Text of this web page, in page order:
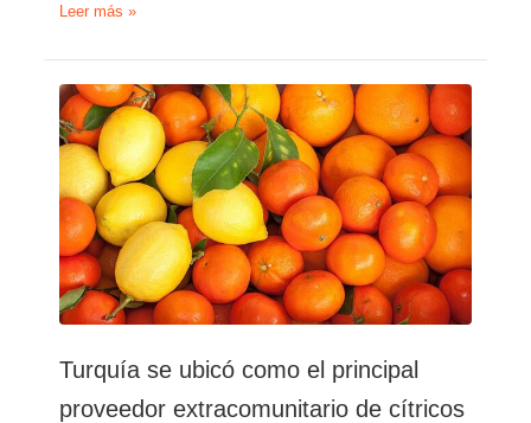
Turquía
en
productos
entrerrianos
Leer más »
Turquía se ubicó como el principal
proveedor extracomunitario de cítricos